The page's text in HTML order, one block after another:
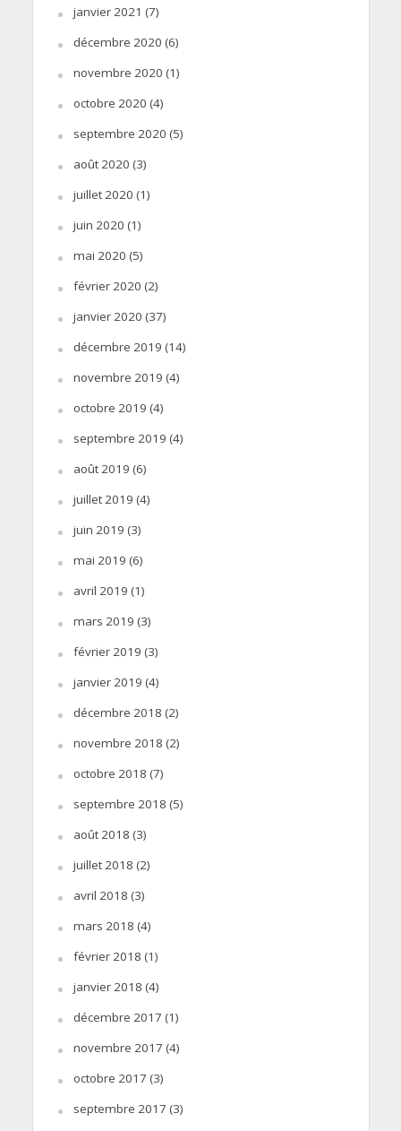
janvier 2021 (7)
décembre 2020 (6)
novembre 2020 (1)
octobre 2020 (4)
septembre 2020 (5)
août 2020 (3)
juillet 2020 (1)
juin 2020 (1)
mai 2020 (5)
février 2020 (2)
janvier 2020 (37)
décembre 2019 (14)
novembre 2019 (4)
octobre 2019 (4)
septembre 2019 (4)
août 2019 (6)
juillet 2019 (4)
juin 2019 (3)
mai 2019 (6)
avril 2019 (1)
mars 2019 (3)
février 2019 (3)
janvier 2019 (4)
décembre 2018 (2)
novembre 2018 (2)
octobre 2018 (7)
septembre 2018 (5)
août 2018 (3)
juillet 2018 (2)
avril 2018 (3)
mars 2018 (4)
février 2018 (1)
janvier 2018 (4)
décembre 2017 (1)
novembre 2017 (4)
octobre 2017 (3)
septembre 2017 (3)